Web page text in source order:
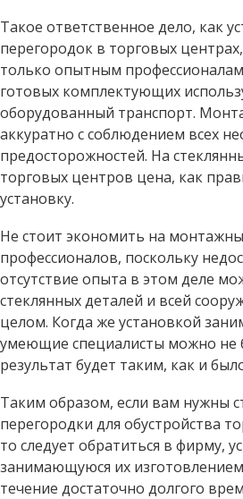
Такое ответственное дело, как
перегородок в торговых
только опытным
готовых комплектующих
оборудованный транспорт.
аккуратно с соблюдением всех
предосторожностей. На
торговых центров цена, как
установку.
Не стоит экономить на
профессионалов, поскольку
отсутствие опыта в этом деле
стеклянных деталей и всей
целом. Когда же установкой
умеющие специалисты можно не
результат будет таким, как и
Таким образом, если вам нужны
перегородки для обустройства
то следует обратиться в фирму,
занимающуюся их
течение достаточно долгого